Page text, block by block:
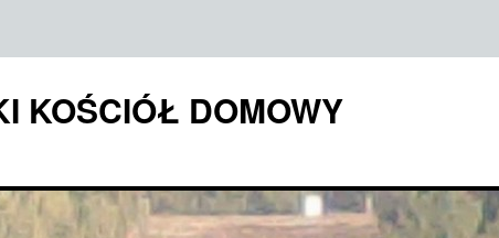
KOŚCIÓŁ DOMOWY